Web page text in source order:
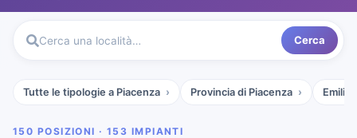
Cerca una località… Cerca
Tutte le tipologie a Piacenza Provincia di Piacenza
150 POSIZIONI · 153 IMPIANTI